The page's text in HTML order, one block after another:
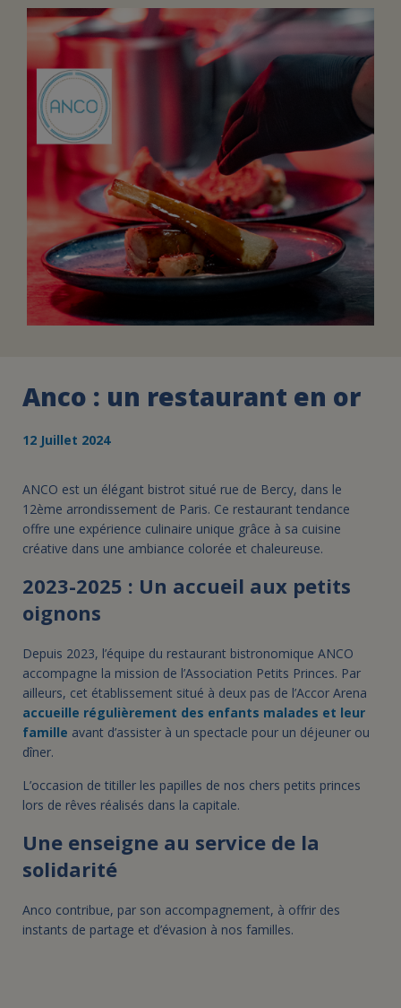
FAIRE UN DON
ASSURANCE VIE/LEGS
ESPACE PRESSE
JE DEVIENS
BÉNÉVOLE
DEVENIR
UN PETIT PRINCE
Anco : un restaurant en or
12 Juillet 2024
ANCO est un élégant bistrot situé rue de Bercy, dans le
12ème arrondissement de Paris. Ce restaurant tendance
offre une expérience culinaire unique grâce à sa cuisine
créative dans une ambiance colorée et chaleureuse.
2023-2025 : Un accueil aux petits
oignons
Depuis 2023, l’équipe du restaurant bistronomique ANCO
accompagne la mission de l’Association Petits Princes. Par
ailleurs, cet établissement situé à deux pas de l’Accor Arena
accueille régulièrement des enfants malades et leur
famille avant d’assister à un spectacle pour un déjeuner ou
dîner.
L’occasion de titiller les papilles de nos chers petits princes
lors de rêves réalisés dans la capitale.
Une enseigne au service de la
solidarité
Anco contribue, par son accompagnement, à offrir des
instants de partage et d’évasion à nos familles.